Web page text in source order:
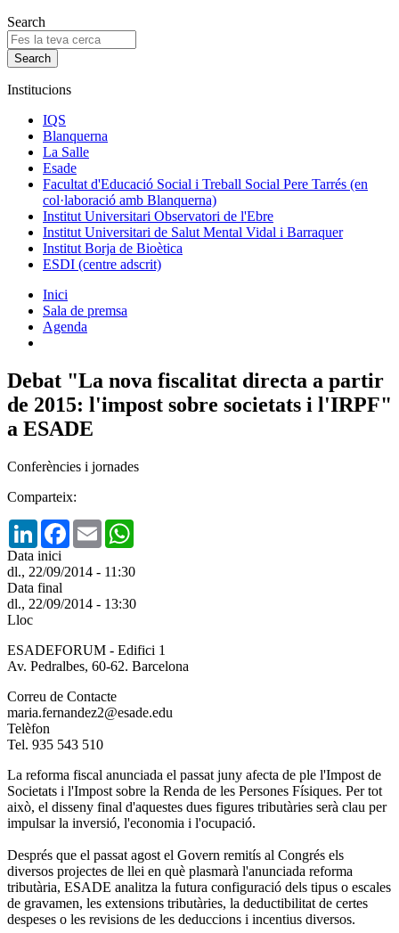
Search
Institucions
IQS
Blanquerna
La Salle
Esade
Facultat d'Educació Social i Treball Social Pere Tarrés (en
col·laboració amb Blanquerna)
Institut Universitari Observatori de l'Ebre
Institut Universitari de Salut Mental Vidal i Barraquer
Institut Borja de Bioètica
ESDI (centre adscrit)
Inici
Sala de premsa
Agenda
Debat "La nova fiscalitat directa a partir
de 2015: l'impost sobre societats i l'IRPF"
a ESADE
Conferències i jornades
Comparteix:
LinkedInFacebook
Email
Data inici
dl., 22/09/2014 - 11:30
Data final
dl., 22/09/2014 - 13:30
Lloc
ESADEFORUM - Edifici 1
Av. Pedralbes, 60-62. Barcelona
Correu de Contacte
maria.fernandez2@esade.edu
Telèfon
Tel. 935 543 510
La reforma fiscal anunciada el passat juny afecta de ple l'Impost de
Societats i l'Impost sobre la Renda de les Persones Físiques. Per tot
això, el disseny final d'aquestes dues figures tributàries serà clau per
impulsar la inversió, l'economia i l'ocupació.
Després que el passat agost el Govern remitís al Congrés els
diversos projectes de llei en què plasmarà l'anunciada reforma
tributària, ESADE analitza la futura configuració dels tipus o escales
de gravamen, les extensions tributàries, la deductibilitat de certes
despeses o les revisions de les deduccions i incentius diversos.